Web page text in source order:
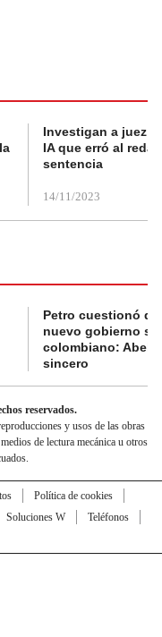
Investigan a juez
IA que erró al
sentencia
14/11/2023
Petro cuestionó
nuevo gobierno
colombiano:
sincero
reservados.
y usos de las obras
de lectura mecánica u otros
Política de cookies
Soluciones W
Teléfonos